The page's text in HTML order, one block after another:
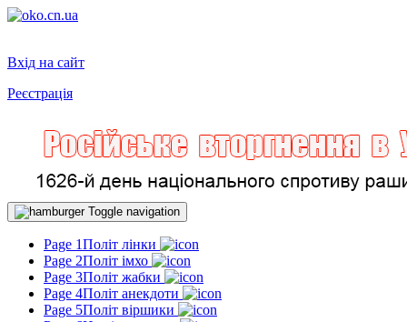
Вхід на сайт
Реєстрація
Toggle navigation
Page 1Політ лінки
Page 2Політ імхо
Page 3Політ жабки
Page 4Політ анекдоти
Page 5Політ віршики